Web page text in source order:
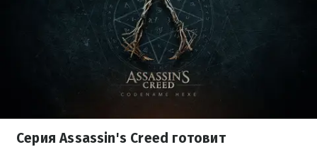
Серия Assassin's Creed готовит